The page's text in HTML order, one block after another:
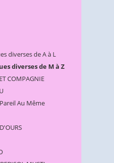
diverses de A à L
diverses de M à Z
COMPAGNIE
Au Même